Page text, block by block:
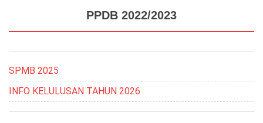
PPDB 2022/2023
SPMB 2025
INFO KELULUSAN TAHUN 2026